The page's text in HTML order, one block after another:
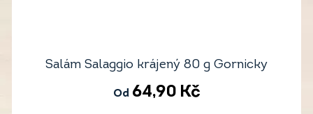
Salám Salaggio krájený 80 g Gornicky
Od 64,90 Kč